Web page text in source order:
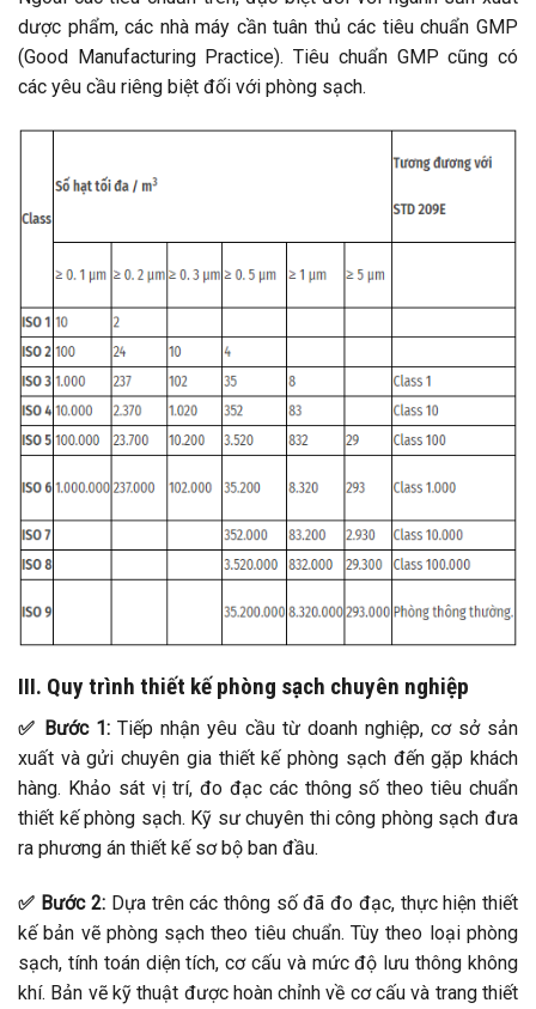
dược phẩm, các nhà máy cần tuân thủ các tiêu chuẩn GMP
(Good Manufacturing Practice). Tiêu chuẩn GMP cũng có
các yêu cầu riêng biệt đối với phòng sạch.
III. Quy trình thiết kế phòng sạch chuyên nghiệp
✅ Bước 1: Tiếp nhận yêu cầu từ doanh nghiệp, cơ sở sản
xuất và gửi chuyên gia thiết kế phòng sạch đến gặp khách
hàng. Khảo sát vị trí, đo đạc các thông số theo tiêu chuẩn
thiết kế phòng sạch. Kỹ sư chuyên thi công phòng sạch đưa
ra phương án thiết kế sơ bộ ban đầu.
✅ Bước 2: Dựa trên các thông số đã đo đạc, thực hiện thiết
kế bản vẽ phòng sạch theo tiêu chuẩn. Tùy theo loại phòng
sạch, tính toán diện tích, cơ cấu và mức độ lưu thông không
khí. Bản vẽ kỹ thuật được hoàn chỉnh về cơ cấu và trang thiết